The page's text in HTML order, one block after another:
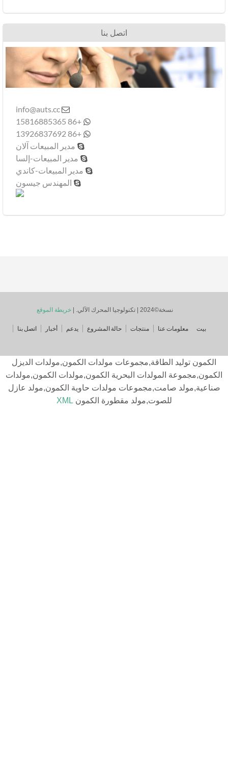
اتصل بنا
info@auts.cc
مدير المبيعات آلان
مدير المبيعات-إلسا
مدير المبيعات-كاندي
المهندس جيسون
خريطة الموقع
معلومات عنا منتجات حالة المشروع يدعم أخبار اتصل بنا
توليد الطاقة,مجموعات مولدات الكمون,مولدات الديزل
المولدات البحرية الكمون,مولدات الكمون,مولدات
صامت,مجموعات مولدات حاوية الكمون,مولد عازل
للصوت,مولد مقطورة الكمونXML